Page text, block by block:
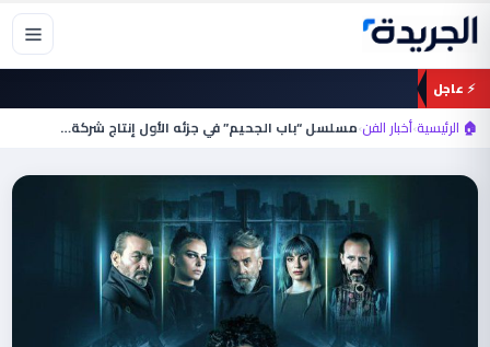
تخطي
المحتوى
⚡ عاجل
🏠 الرئيسية›أخبار الفن›مسلسل “باب الجحيم” في جزئه الأول إنتاج شركة…